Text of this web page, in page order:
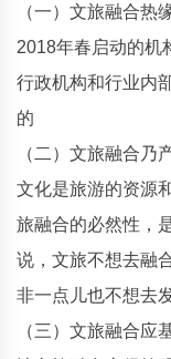
（一）文旅融合热
2018年春启动的机
行政机构和行业内
的
（二）文旅融合乃
文化是旅游的资源
旅融合的必然性，
说，文旅不想去融
非一点儿也不想去
（三）文旅融合应